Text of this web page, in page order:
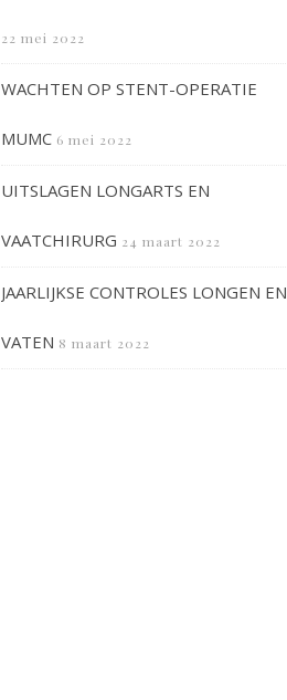
22 mei 2022
WACHTEN OP STENT-OPERATIE
MUMC 6 mei 2022
UITSLAGEN LONGARTS EN
VAATCHIRURG 24 maart 2022
JAARLIJKSE CONTROLES LONGEN EN
VATEN 8 maart 2022